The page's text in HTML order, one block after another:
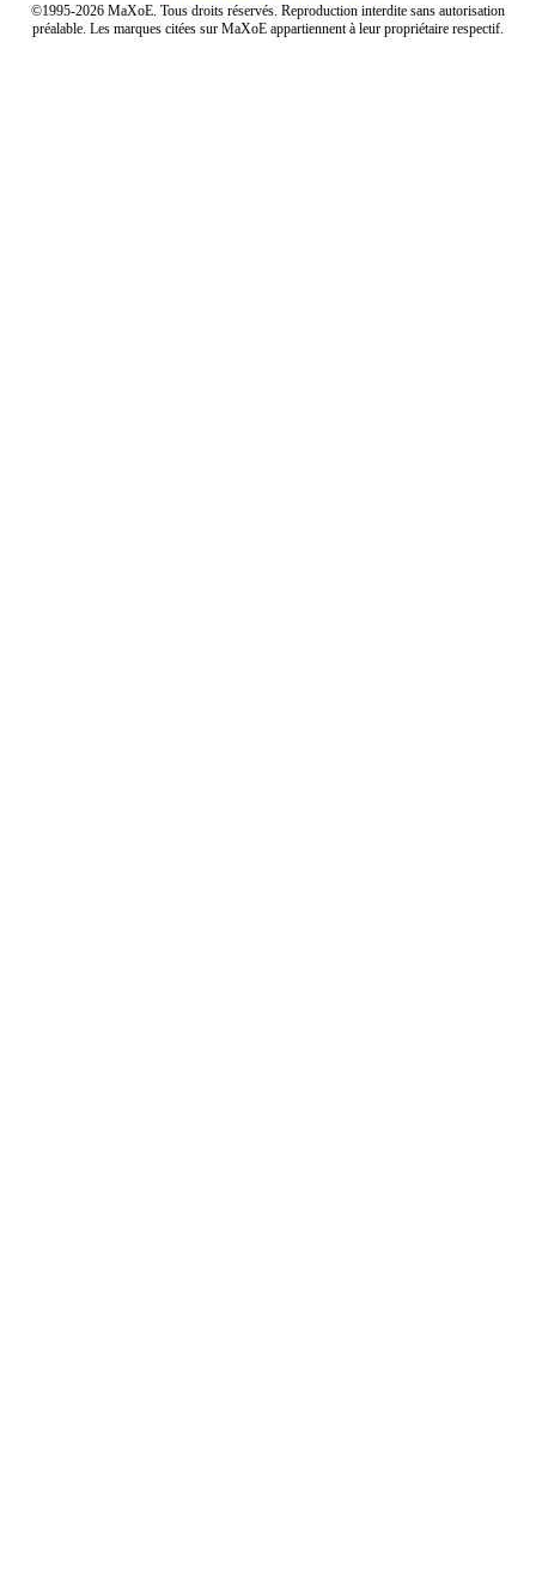
©1995-2026 MaXoE. Tous droits réservés. Reproduction interdite sans autorisation
préalable. Les marques citées sur MaXoE appartiennent à leur propriétaire respectif.